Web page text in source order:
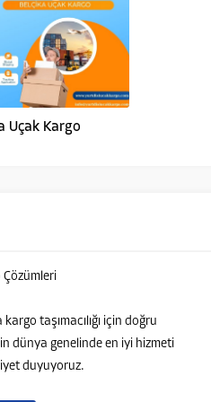
Uçak Kargo
kargo taşımacılığı için doğru
dünya genelinde en iyi hizmeti
duyuyoruz.